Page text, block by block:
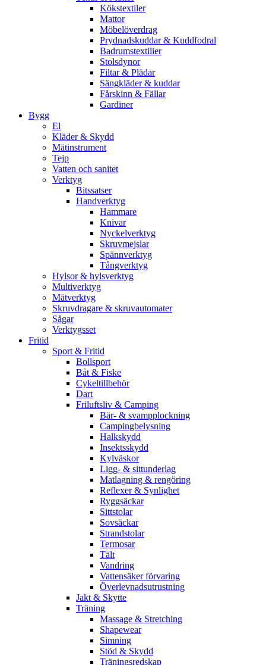
Kökstextiler
Mattor
Möbelöverdrag
Prydnadskuddar & Kuddfodral
Badrumstextilier
Stolsdynor
Filtar & Plädar
Sängkläder & kuddar
Fårskinn & Fällar
Gardiner
Bygg
El
Kläder & Skydd
Mätinstrument
Tejp
Vatten och sanitet
Verktyg
Bitssatser
Handverktyg
Hammare
Knivar
Nyckelverktyg
Skruvmejslar
Spännverktyg
Tångverktyg
Hylsor & hylsverktyg
Multiverktyg
Mätverktyg
Skruvdragare & skruvautomater
Sågar
Verktygsset
Fritid
Sport & Fritid
Bollsport
Båt & Fiske
Cykeltillbehör
Dart
Friluftsliv & Camping
Bär- & svampplockning
Campingbelysning
Halkskydd
Insektsskydd
Kylväskor
Ligg- & sittunderlag
Matlagning & rengöring
Reflexer & Synlighet
Ryggsäckar
Sittstolar
Sovsäckar
Strandstolar
Termosar
Tält
Vandring
Vattensäker förvaring
Överlevnadsutrustning
Jakt & Skytte
Träning
Massage & Stretching
Shapewear
Simning
Stöd & Skydd
Träningsredskap